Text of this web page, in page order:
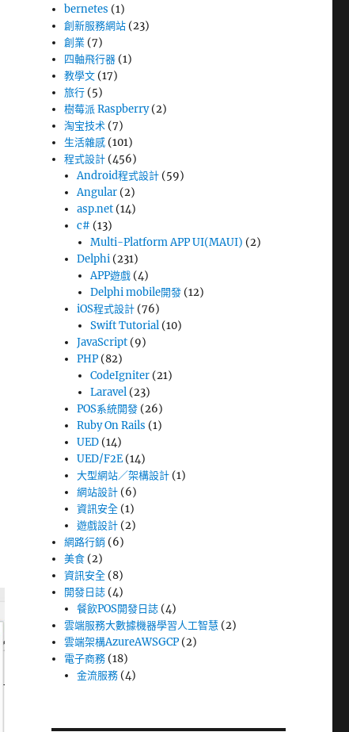
bernetes (1)
創新服務網站 (23)
創業 (7)
四軸飛行器 (1)
教學文 (17)
旅行 (5)
樹莓派 Raspberry(2)
淘宝技术 (7)
生活雜感 (101)
程式設計 (456)
Android程式設計 (59)
Angular (2)
asp.net (14)
c# (13)
Multi-Platform APP UI(MAUI) (2)
Delphi (231)
APP遊戲(4)
Delphi mobile開發(12)
iOS程式設計 (76)
Swift Tutorial(10)
JavaScript (9)
PHP (82)
CodeIgniter(21)
Laravel(23)
POS系統開發 (26)
Ruby On Rails (1)
UED (14)
UED/F2E (14)
大型網站／架構設計 (1)
網站設計 (6)
資訊安全 (1)
遊戲設計 (2)
網路行銷 (6)
美食 (2)
資訊安全 (8)
開發日誌 (4)
餐飲POS開發日誌 (4)
雲端服務大數據機器學習人工智慧 (2)
雲端架構AzureAWSGCP (2)
電子商務 (18)
金流服務 (4)